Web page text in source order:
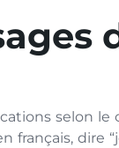
selon
français, dire